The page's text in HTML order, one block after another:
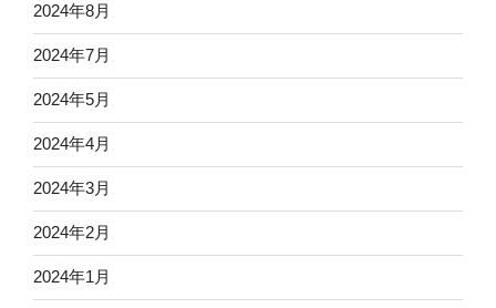
2024年8月
2024年7月
2024年5月
2024年4月
2024年3月
2024年2月
2024年1月